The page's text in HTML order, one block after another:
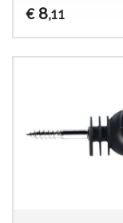
€ 8,11